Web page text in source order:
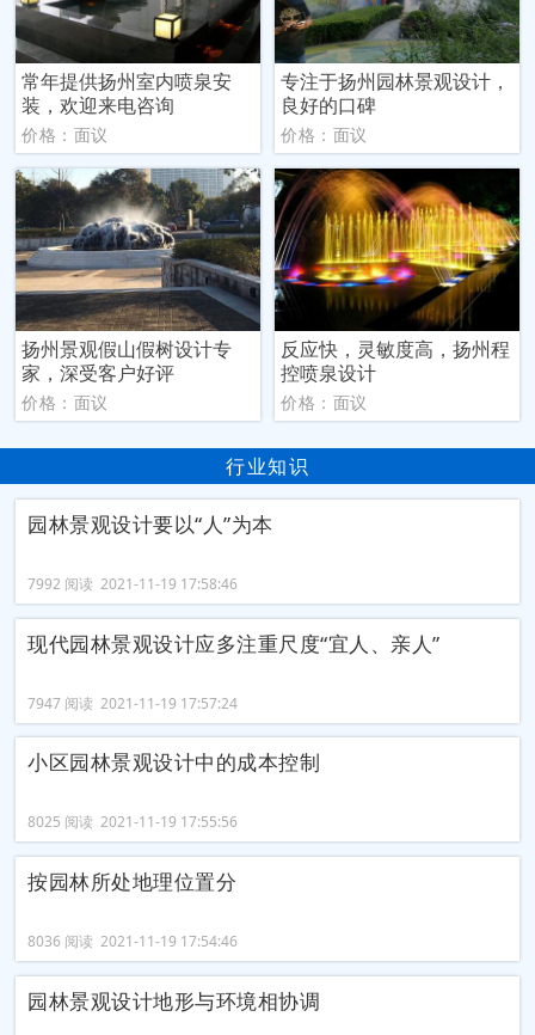
常年提供扬州室内喷泉安
装，欢迎来电咨询
价格：面议
专注于扬州园林景观设计，
良好的口碑
价格：面议
扬州景观假山假树设计专
家，深受客户好评
价格：面议
反应快，灵敏度高，扬州程
控喷泉设计
价格：面议
行业知识
园林景观设计要以“人”为本
7992 阅读 2021-11-19 17:58:46
现代园林景观设计应多注重尺度“宜人、亲人”
7947 阅读 2021-11-19 17:57:24
小区园林景观设计中的成本控制
8025 阅读 2021-11-19 17:55:56
按园林所处地理位置分
8036 阅读 2021-11-19 17:54:46
园林景观设计地形与环境相协调